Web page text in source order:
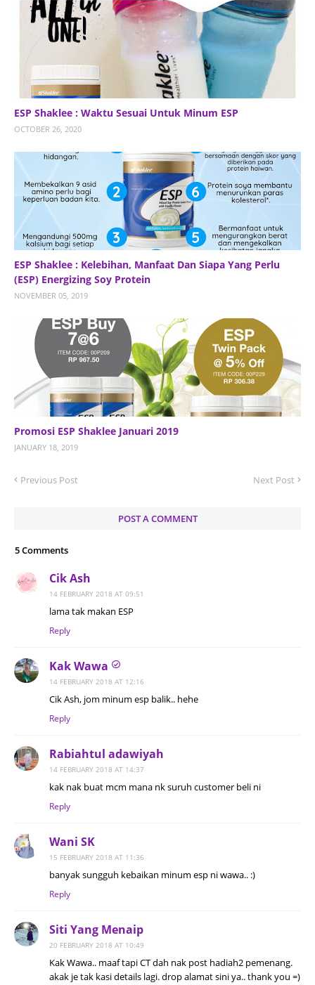
ESP Shaklee : Waktu Sesuai Untuk Minum ESP
OCTOBER 26, 2020
ESP Shaklee : Kelebihan, Manfaat Dan Siapa Yang Perlu
(ESP) Energizing Soy Protein
NOVEMBER 05, 2019
Promosi ESP Shaklee Januari 2019
JANUARY 18, 2019
Previous Post Next Post
POST A COMMENT
5 Comments
Cik Ash
14 FEBRUARY 2018 AT 09:51
lama tak makan ESP
Reply
Kak Wawa
14 FEBRUARY 2018 AT 12:16
Cik Ash, jom minum esp balik.. hehe
Reply
Rabiahtul adawiyah
14 FEBRUARY 2018 AT 14:37
kak nak buat mcm mana nk suruh customer beli ni
Reply
Wani SK
15 FEBRUARY 2018 AT 11:36
banyak sungguh kebaikan minum esp ni wawa.. :)
Reply
Siti Yang Menaip
20 FEBRUARY 2018 AT 10:49
Kak Wawa.. maaf tapi CT dah nak post hadiah2 pemenang.
akak je tak kasi details lagi. drop alamat sini ya.. thank you =)